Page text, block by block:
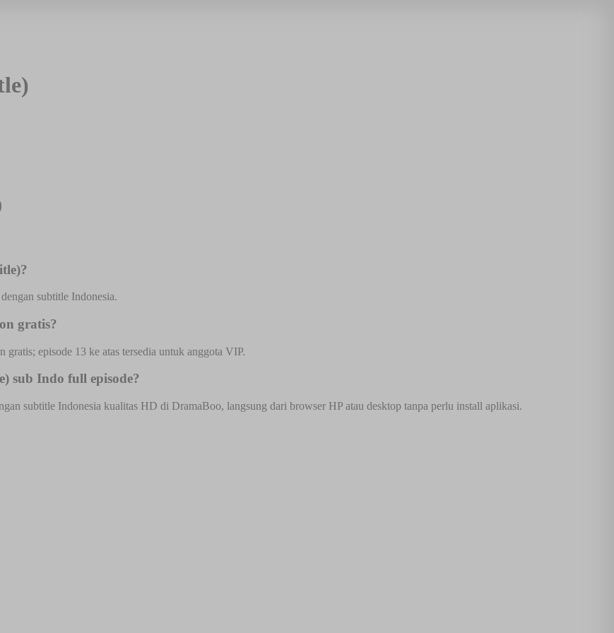
subtitle Indonesia.
gratis?
episode 13 ke atas tersedia untuk anggota VIP.
sub Indo full episode?
subtitle Indonesia kualitas HD di DramaBoo, langsung dari browser HP atau desktop tanpa perlu install aplikasi.